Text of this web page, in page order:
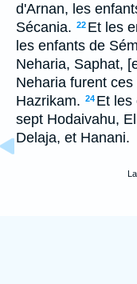
d'Arnan, les
Sécania. 22 Et les
les enfants de
Neharia, Saphat,
Neharia furent
Hazrikam. 24 Et les
sept Hodaivahu,
Delaja, et Hanani.